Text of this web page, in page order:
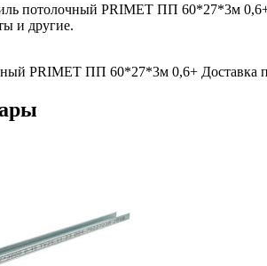
потолочный PRIMET ПП 60*27*3м 0,6+
и другие.